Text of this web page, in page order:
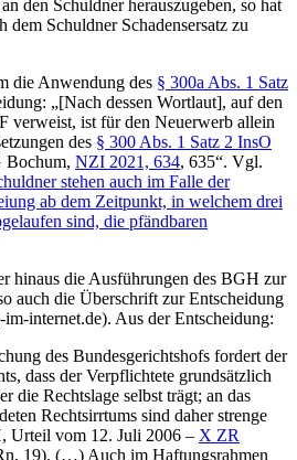
den Schuldner herauszugeben, so hat
dem Schuldner Schadensersatz zu
die Anwendung des § 300a Abs. 1 Satz
„[Nach dessen Wortlaut], auf den
verweist, ist für den Neuerwerb allein
des § 300 Abs. 1 Satz 2 InsO
Bochum, NZI 2021, 634, 635“. Vgl.
stehen auch im Falle der
ab dem Zeitpunkt, in welchem drei
sind, die pfändbaren
hinaus die Ausführungen des BGH zur
auch die Überschrift zur Entscheidung
internet.de). Aus der Entscheidung:
des Bundesgerichtshofs fordert der
dass der Verpflichtete grundsätzlich
die Rechtslage selbst trägt; an das
Rechtsirrtums sind daher strenge
Urteil vom 12. Juli 2006 – X ZR
19). (…) Auch im Haftungsrahmen